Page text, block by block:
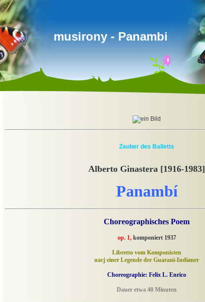
musirony - Panambi
Zauber des Balletts
Alberto Ginastera [1916-1983]
Panambí
Choreographisches Poem
op. 1, komponiert 1937
Libretto vom Komponisten
nacj einer Legende der Guarani-Indianer
Choreographie: Felix L. Enrico
Dauer etwa 40 Minuten